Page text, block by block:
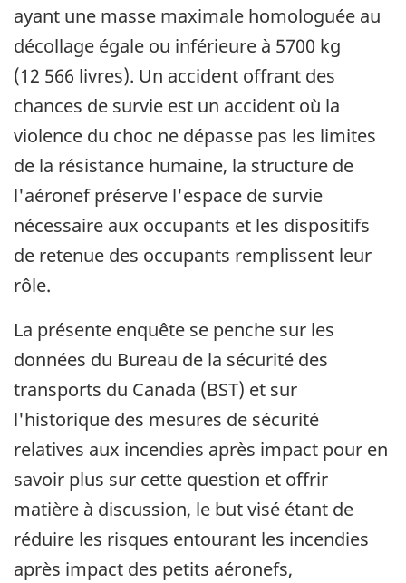
ayant une masse maximale homologuée au
décollage égale ou inférieure à 5700 kg
(12 566 livres). Un accident offrant des
chances de survie est un accident où la
violence du choc ne dépasse pas les limites
de la résistance humaine, la structure de
l'aéronef préserve l'espace de survie
nécessaire aux occupants et les dispositifs
de retenue des occupants remplissent leur
rôle.
La présente enquête se penche sur les
données du Bureau de la sécurité des
transports du Canada (BST) et sur
l'historique des mesures de sécurité
relatives aux incendies après impact pour en
savoir plus sur cette question et offrir
matière à discussion, le but visé étant de
réduire les risques entourant les incendies
après impact des petits aéronefs,